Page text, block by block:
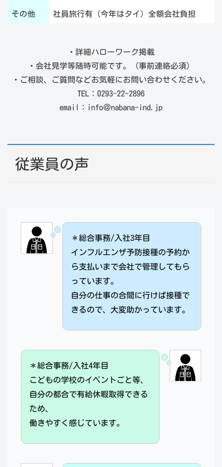
その他 社員旅行有（今年はタイ）全額会社負担
・詳細ハローワーク掲載
・会社見学等随時可能です。（事前連絡必須）
・ご相談、ご質問などお気軽にお問い合わせください。
TEL：0293-22-2896
email：info＠nabana-ind.jp
従業員の声
＊総合事務/入社3年目
インフルエンザ予防接種の予約か
ら支払いまで会社で管理してもら
っています。
自分の仕事の合間に行けば接種で
きるので、大変助かっています。
＊総合事務/入社4年目
こどもの学校のイベントごと等、
自分の都合で有給休暇取得できる
ため、
働きやすく感じています。